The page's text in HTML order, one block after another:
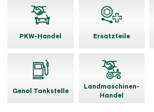
PKW-Handel Ersatzteile
Genol Tankstelle
Landmaschinen-
Handel